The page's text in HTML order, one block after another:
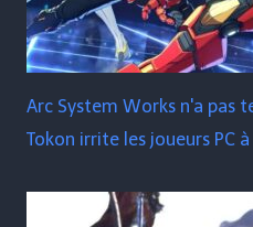
Arc System Works n'a pas
Tokon irrite les joueurs PC